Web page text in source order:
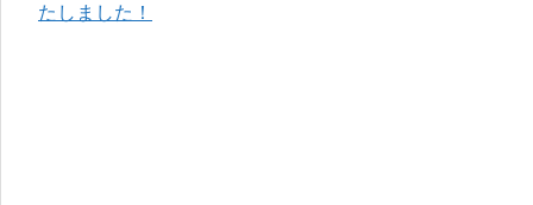
たしました！